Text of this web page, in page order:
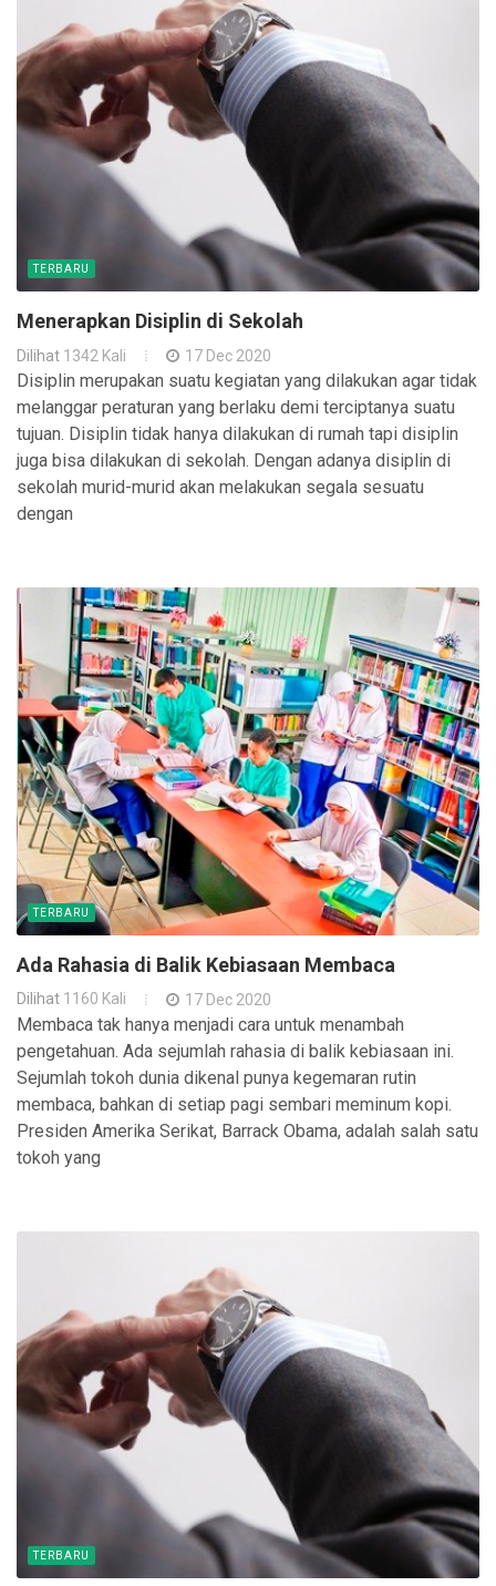
TERBARU
Menerapkan Disiplin di Sekolah
Dilihat 1342 Kali 17 Dec 2020
Disiplin merupakan suatu kegiatan yang dilakukan agar tidak
melanggar peraturan yang berlaku demi terciptanya suatu
tujuan. Disiplin tidak hanya dilakukan di rumah tapi disiplin
juga bisa dilakukan di sekolah. Dengan adanya disiplin di
sekolah murid-murid akan melakukan segala sesuatu
dengan
TERBARU
Ada Rahasia di Balik Kebiasaan Membaca
Dilihat 1160 Kali 17 Dec 2020
Membaca tak hanya menjadi cara untuk menambah
pengetahuan. Ada sejumlah rahasia di balik kebiasaan ini.
Sejumlah tokoh dunia dikenal punya kegemaran rutin
membaca, bahkan di setiap pagi sembari meminum kopi.
Presiden Amerika Serikat, Barrack Obama, adalah salah satu
tokoh yang
TERBARU